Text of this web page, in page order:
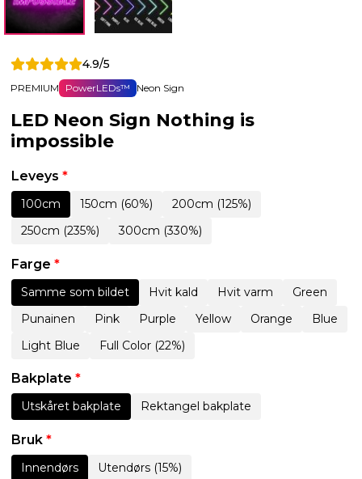
4.9/5
PREMIUM PowerLEDs™ Neon Sign
LED Neon Sign Nothing is
impossible
Leveys *
100cm 150cm (60%)
200cm (125%)
250cm (235%)
300cm (330%)
Farge *
Samme som bildet Hvit kald Hvit varm
Green
Punainen
Pink Purple Yellow Orange
Blue
Light Blue
Full Color (22%)
Bakplate *
Utskåret bakplate Rektangel bakplate
Bruk *
Innendørs Utendørs (15%)